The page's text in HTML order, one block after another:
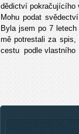
dědictví pokračujícího
Mohu podat
Byla jsem po 7
mě potrestali za spis,
cestu podle vlastního